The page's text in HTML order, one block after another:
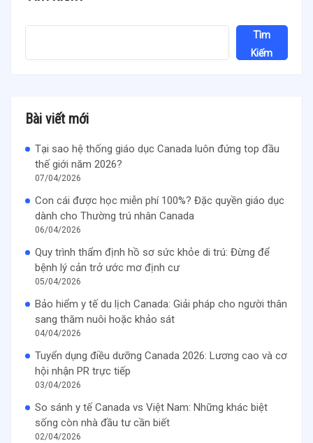
Tìm
Kiếm
Bài viết mới
Tại sao hệ thống giáo dục Canada luôn đứng top đầu
thế giới năm 2026?
07/04/2026
Con cái được học miễn phí 100%? Đặc quyền giáo dục
dành cho Thường trú nhân Canada
06/04/2026
Quy trình thẩm định hồ sơ sức khỏe di trú: Đừng để
bệnh lý cản trở ước mơ định cư
05/04/2026
Bảo hiểm y tế du lịch Canada: Giải pháp cho người thân
sang thăm nuôi hoặc khảo sát
04/04/2026
Tuyển dụng điều dưỡng Canada 2026: Lương cao và cơ
hội nhận PR trực tiếp
03/04/2026
So sánh y tế Canada vs Việt Nam: Những khác biệt
sống còn nhà đầu tư cần biết
02/04/2026